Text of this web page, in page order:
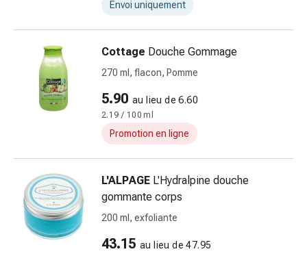
Arrêter
fumer
Coagulation
sanguine
Troubles
nerveux
Troubles
de
mémoire
Envoi uniquement
Cottage Douche Gommage
270 ml, flacon, Pomme
5.90 au lieu de 6.60
2.19 / 100 ml
Promotion en ligne
L'ALPAGE L'Hydralpine douche
gommante corps
200 ml, exfoliante
43.15 au lieu de 47.95